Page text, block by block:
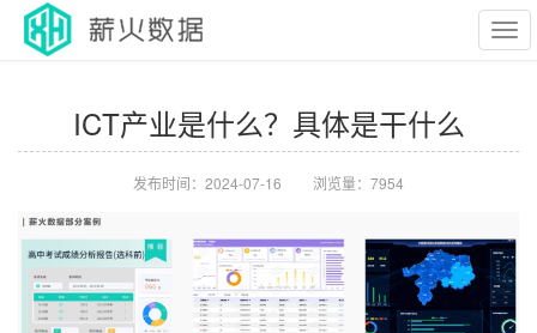
ICT产业是什么？具体是干什么
发布时间：2024-07-16 浏览量： 7954